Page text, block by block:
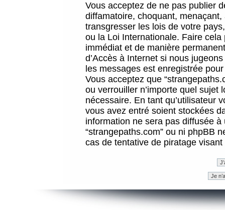
Vous acceptez de ne pas publier
diffamatoire, choquant,
transgresser les lois de votre
ou la Loi Internationale. Faire
immédiat et de manière
d’Accès à Internet si nous
les messages est enregistrée
Vous acceptez que
ou verrouiller n’importe quel sujet
nécessaire. En tant qu’utilisateur
vous avez entré soient stockées
information ne sera pas diffusée
“strangepaths.com” ou ni phpBB
cas de tentative de piratage